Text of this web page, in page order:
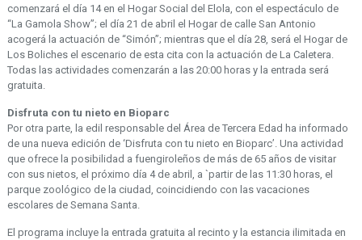
comenzará el día 14 en el Hogar Social del Elola, con el espectáculo de
“La Gamola Show”; el día 21 de abril el Hogar de calle San Antonio
acogerá la actuación de “Simón”; mientras que el día 28, será el Hogar de
Los Boliches el escenario de esta cita con la actuación de La Caletera.
Todas las actividades comenzarán a las 20:00 horas y la entrada será
gratuita.
Disfruta con tu nieto en Bioparc
Por otra parte, la edil responsable del Área de Tercera Edad ha informado
de una nueva edición de ‘Disfruta con tu nieto en Bioparc’. Una actividad
que ofrece la posibilidad a fuengiroleños de más de 65 años de visitar
con sus nietos, el próximo día 4 de abril, a `partir de las 11:30 horas, el
parque zoológico de la ciudad, coincidiendo con las vacaciones
escolares de Semana Santa.
El programa incluye la entrada gratuita al recinto y la estancia ilimitada en